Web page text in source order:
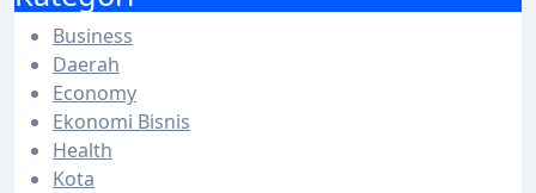
Business
Daerah
Economy
Ekonomi Bisnis
Health
Kota